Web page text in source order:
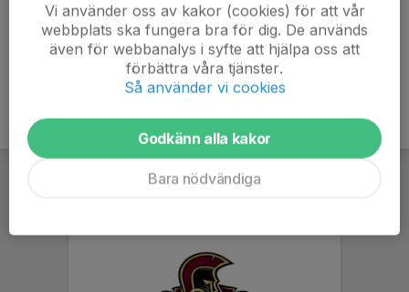
Kommentarer
Vi använder oss av kakor (cookies) för att vår
webbplats ska fungera bra för dig. De används
även för webbanalys i syfte att hjälpa oss att
förbättra våra tjänster.
Så använder vi cookies
Godkänn alla kakor
Bara nödvändiga